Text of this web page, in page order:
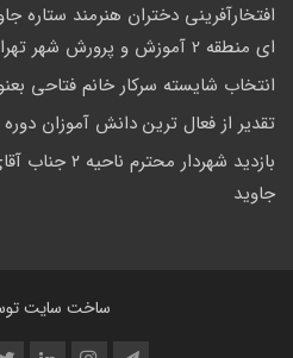
افتخارآفرینی دختران هنرمند
ای منطقه 2 آموزش و پرورش شهر تهران
انتخاب شایسته سرکار خانم فتاحی
تقدیر از فعال ترین دانش آموزان
بازدید شهردار
جاوید
ساخت سایت